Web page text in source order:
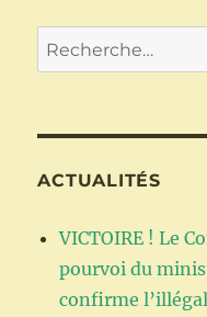
Recherche
pour :
ACTUALITÉS
VICTOIRE ! Le
pourvoi du
confirme